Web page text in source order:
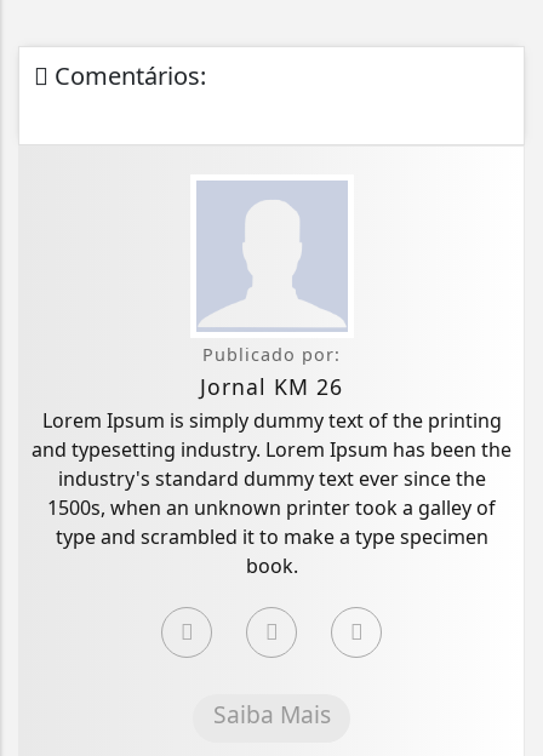
Comentários:
Publicado por:
Jornal KM 26
Lorem Ipsum is simply dummy text of the printing
and typesetting industry. Lorem Ipsum has been the
industry's standard dummy text ever since the
1500s, when an unknown printer took a galley of
type and scrambled it to make a type specimen
book.
Saiba Mais